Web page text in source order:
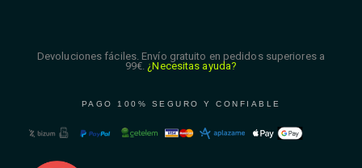
Devoluciones fáciles. Envío gratuito en pedidos superiores a
99€. ¿Necesitas ayuda?
PAGO 100% SEGURO Y CONFIABLE